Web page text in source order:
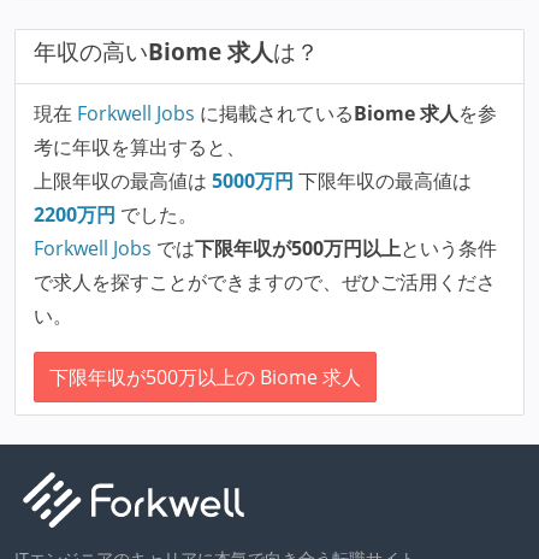
年収の高いBiome 求人は？
現在 Forkwell Jobs に掲載されているBiome 求人を参
考に年収を算出すると、
上限年収の最高値は 5000万円 下限年収の最高値は
2200万円 でした。
Forkwell Jobs では下限年収が500万円以上という条件
で求人を探すことができますので、ぜひご活用くださ
い。
下限年収が500万以上の Biome 求人